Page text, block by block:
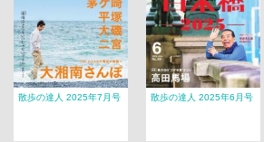
散歩の達人 2025年7月号 散歩の達人 2025年6月号